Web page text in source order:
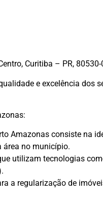
Curitiba – PR, 80530-
e excelência dos
Amazonas consiste na
área no município.
utilizam tecnologias
a regularização de